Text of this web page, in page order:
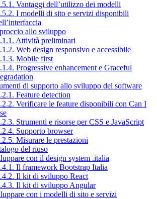
Vantaggi dell’utilizzo dei modelli
I modelli di sito e servizi disponibili
allo sviluppo
Attività preliminari
Web design responsivo e accessibile
Mobile first
Progressive enhancement e Graceful
di supporto allo sviluppo del software
Feature detection
Verificare le feature disponibili con Can I
Strumenti e risorse per CSS e JavaScript
Supporto browser
Misurare le prestazioni
del riuso
con il design system .italia
Il framework Bootstrap Italia
Il kit di sviluppo React
Il kit di sviluppo Angular
con i modelli di sito e servizi